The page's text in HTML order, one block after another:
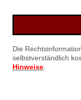
Die
selbstverständlich
Hinweise.